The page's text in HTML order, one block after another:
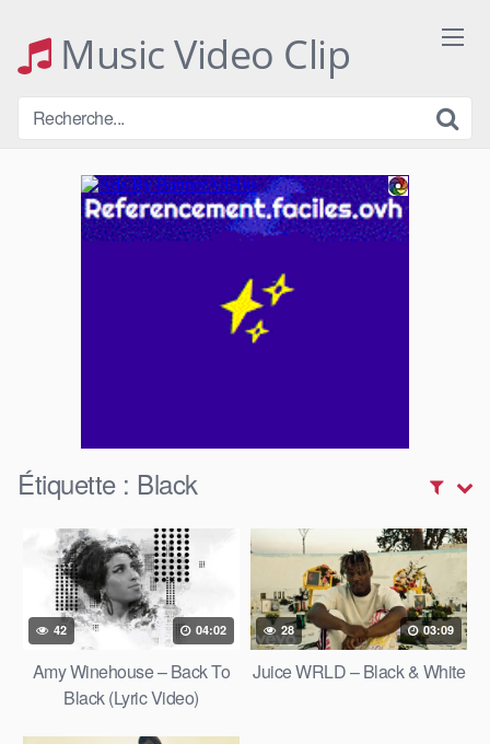
contentMusic Video Clip
Étiquette : Black
42 04:02
Amy Winehouse – Back To
Black (Lyric Video)
28 03:09
Juice WRLD – Black & White